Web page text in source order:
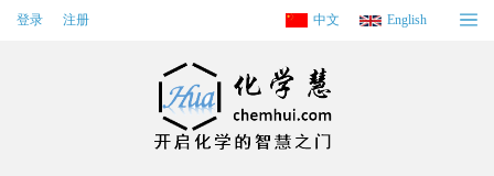
登录 注册 中文 English